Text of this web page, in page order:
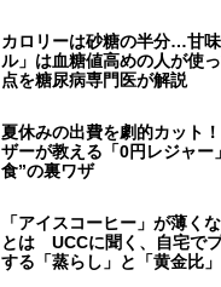
カロリーは砂糖の半分…甘
ル」は血糖値高めの人が使
点を糖尿病専門医が解説
夏休みの出費を劇的カット
ザーが教える「0円レジャー
食”の裏ワザ
「アイスコーヒー」が薄く
とは UCCに聞く、自宅で
する「蒸らし」と「黄金比」